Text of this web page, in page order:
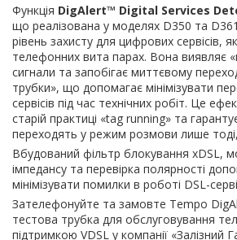
Функція DigAlert™ Digital Services
що реалізована у моделях D350 та
рівень захисту для цифрових сервісів,
телефонних вита парах. Вона виявляє
сигнали та запобігає миттєвому
трубки», що допомагає мінімізувати
сервісів під час технічних робіт. Це
старій практиці «tag running» та
переходять у режим розмови лише
Вбудований фільтр блокування xDSL,
імпедансу та перевірка полярності
мінімізувати помилки в роботі DSL-
Зателефонуйте та замовте Tempo
тестова трубка для обслуговування
підтримкою VDSL у компанії «Залізний